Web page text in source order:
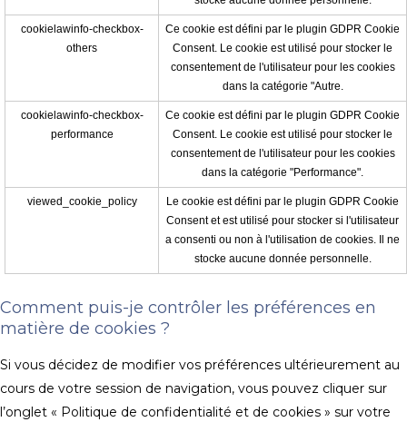
cookielawinfo-checkbox-
others
Ce cookie est défini par le plugin GDPR Cookie
Consent. Le cookie est utilisé pour stocker le
consentement de l'utilisateur pour les cookies
dans la catégorie "Autre.
cookielawinfo-checkbox-
performance
Ce cookie est défini par le plugin GDPR Cookie
Consent. Le cookie est utilisé pour stocker le
consentement de l'utilisateur pour les cookies
dans la catégorie "Performance".
viewed_cookie_policy
Le cookie est défini par le plugin GDPR Cookie
Consent et est utilisé pour stocker si l'utilisateur
a consenti ou non à l'utilisation de cookies. Il ne
stocke aucune donnée personnelle.
Comment puis-je contrôler les préférences en
matière de cookies ?
Si vous décidez de modifier vos préférences ultérieurement au
cours de votre session de navigation, vous pouvez cliquer sur
l’onglet « Politique de confidentialité et de cookies » sur votre